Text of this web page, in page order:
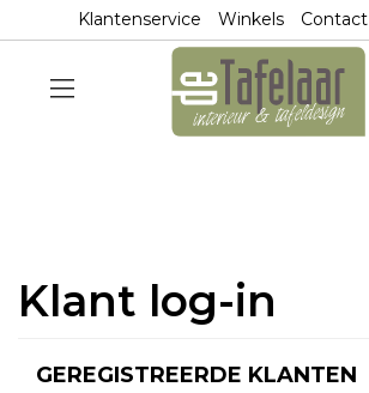
Klantenservice Winkels Contact
Klant log-in
GEREGISTREERDE KLANTEN